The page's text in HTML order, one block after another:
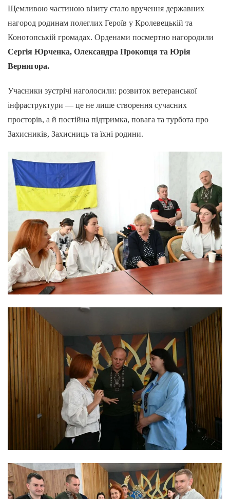
Щемливою частиною візиту стало вручення державних
нагород родинам полеглих Героїв у Кролевецькій та
Конотопській громадах. Орденами посмертно нагородили
Сергія Юрченка, Олександра Прокопця та Юрія
Вернигора.
Учасники зустрічі наголосили: розвиток ветеранської
інфраструктури — це не лише створення сучасних
просторів, а й постійна підтримка, повага та турбота про
Захисників, Захисниць та їхні родини.